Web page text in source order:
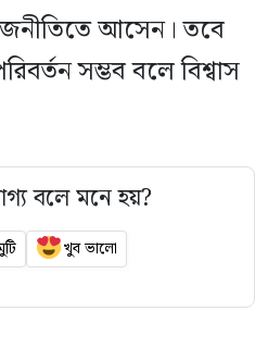
আসেন। তবে
সম্ভব বলে বিশ্বাস
বলে মনে হয়?
খুব ভালো